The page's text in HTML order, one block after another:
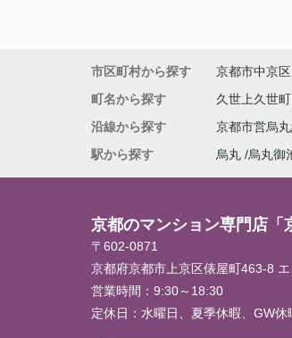
市区町村から探す 京都市中京区
町名から探す
久世上久世町
沿線から探す
京都市営烏
駅から探す
烏丸 烏丸御
京都のマンション専門店「
〒602-0871
京都府京都市上京区俵屋町463-8
営業時間： 9:30～18:30
定休日： 水曜日、夏季休暇、GW休